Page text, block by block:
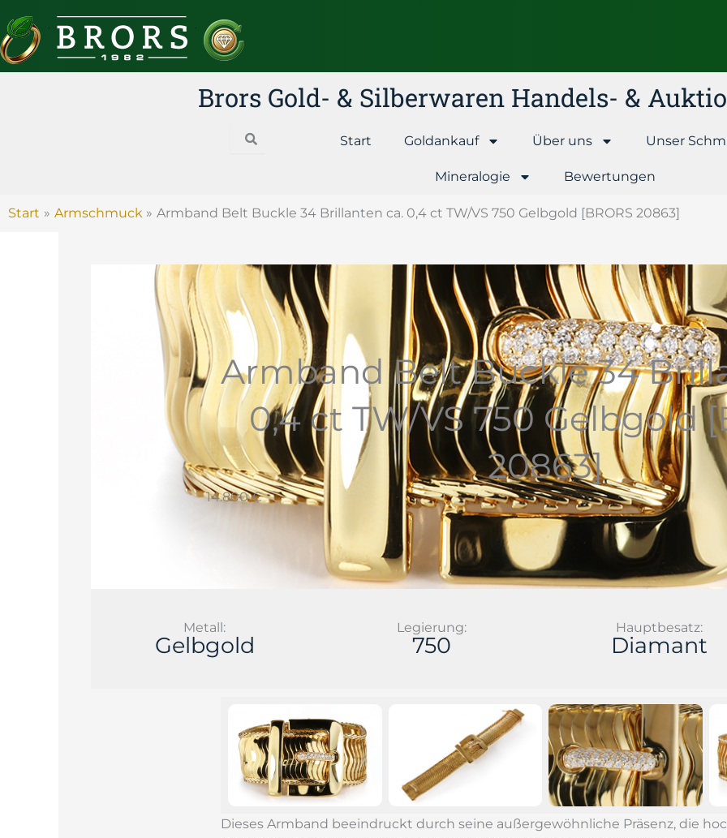
Inhalt
springen
Brors Gold- & Silberwaren Handels- &
Search
Start Goldankauf Über uns Unser
Mineralogie Bewertungen
Start Armschmuck Armband Belt Buckle 34 Brillanten ca. 0,4 ct TW/VS 750 Gelbgold [BRORS 20863]
Armband Belt Buckle 34
0,4 ct TW/VS 750 Gelbgold
20863]
14.800 €
Metall:
Gelbgold
Legierung:
750
Hauptbesatz:
Diamant
Dieses Armband beeindruckt durch seine außergewöhnliche Präsenz, die